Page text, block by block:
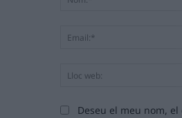
Deseu el meu nom,